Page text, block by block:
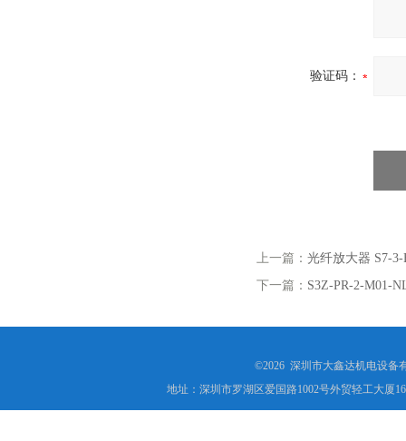
验证码：
上一篇： 光纤放大器 S7-3-
下一篇： S3Z-PR-2-M01-
©2026 深圳市大鑫达机电设备
地址：深圳市罗湖区爱国路1002号外贸轻工大厦